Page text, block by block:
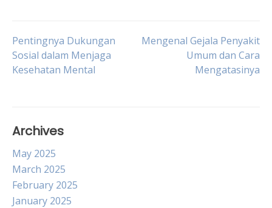
Post
navigation
Pentingnya Dukungan
Sosial dalam Menjaga
Kesehatan Mental
Mengenal Gejala Penyakit
Umum dan Cara
Mengatasinya
Archives
May 2025
March 2025
February 2025
January 2025